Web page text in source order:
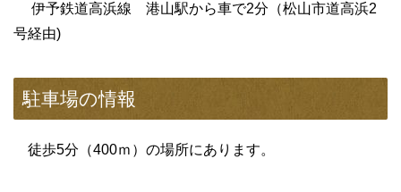
伊予鉄道高浜線 港山駅から車で2分（松山市道高浜2
号経由)
駐車場の情報
徒歩5分（400ｍ）の場所にあります。